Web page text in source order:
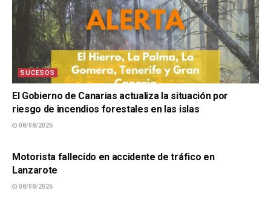
SUCESOS
El Gobierno de Canarias actualiza la situación por
riesgo de incendios forestales en las islas
08/08/2026
Motorista fallecido en accidente de tráfico en
Lanzarote
08/08/2026